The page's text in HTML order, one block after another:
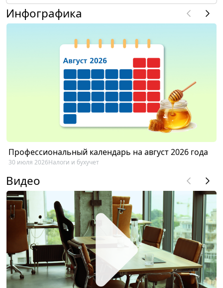
Инфографика
Профессиональный календарь на август 2026 года
30 июля 2026Налоги и бухучет
Видео